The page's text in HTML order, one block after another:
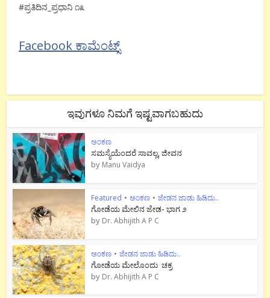
#ಪ್ರತಿದಿನ_ಪ್ರಧಾನಿ ೧೩
Facebook ಕಾಮೆಂಟ್ಸ್
ಇವುಗಳೂ ನಿಮಗೆ ಇಷ್ಟವಾಗಬಹುದು
ಅಂಕಣ
ಸಮಸ್ಯೆಯೆಂದರೆ ಸಾವಲ್ಲ, ಜೀವನ
by Manu Vaidya
Featured • ಅಂಕಣ • ಜೇಡನ ಜಾಡು ಹಿಡಿದು..
ಗೋಡೆಯ ಮೇಲಿನ ಜೇಡ- ಭಾಗ ೨
by Dr. Abhijith A P C
ಅಂಕಣ • ಜೇಡನ ಜಾಡು ಹಿಡಿದು..
ಗೋಡೆಯ ಮೇಲೊಂದು ಚಕ್ರ
by Dr. Abhijith A P C